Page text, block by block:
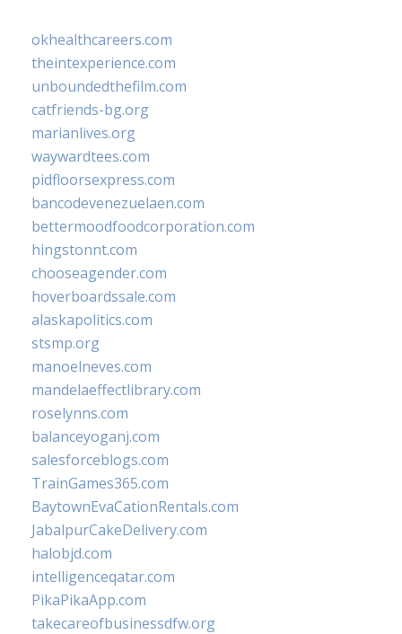
okhealthcareers.com
theintexperience.com
unboundedthefilm.com
catfriends-bg.org
marianlives.org
waywardtees.com
pidfloorsexpress.com
bancodevenezuelaen.com
bettermoodfoodcorporation.com
hingstonnt.com
chooseagender.com
hoverboardssale.com
alaskapolitics.com
stsmp.org
manoelneves.com
mandelaeffectlibrary.com
roselynns.com
balanceyoganj.com
salesforceblogs.com
TrainGames365.com
BaytownEvaCationRentals.com
JabalpurCakeDelivery.com
halobjd.com
intelligenceqatar.com
PikaPikaApp.com
takecareofbusinessdfw.org